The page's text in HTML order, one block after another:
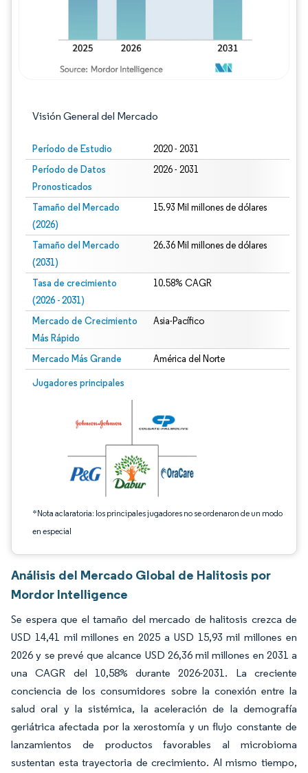
Visión General del Mercado
Período de Estudio 2020 - 2031
Período de Datos
Pronosticados
2026 - 2031
Tamaño del Mercado
(2026)
15.93 Mil millones de dólares
Tamaño del Mercado
(2031)
26.36 Mil millones de dólares
Tasa de crecimiento
(2026 - 2031)
10.58% CAGR
Mercado de Crecimiento
Más Rápido
Asia-Pacífico
Mercado Más Grande América del Norte
Jugadores principales
*Nota aclaratoria: los principales jugadores no se ordenaron de un modo
en especial
Imagen © Mordor Intelligence. El uso requiere atribución según CC BY 4.0.
Análisis del Mercado Global de Halitosis por
Mordor Intelligence
Se espera que el tamaño del mercado de halitosis crezca de
USD 14,41 mil millones en 2025 a USD 15,93 mil millones en
2026 y se prevé que alcance USD 26,36 mil millones en 2031 a
una CAGR del 10,58% durante 2026-2031. La creciente
conciencia de los consumidores sobre la conexión entre la
salud oral y la sistémica, la aceleración de la demografía
geriátrica afectada por la xerostomía y un flujo constante de
lanzamientos de productos favorables al microbioma
sustentan esta trayectoria de crecimiento. Al mismo tiempo,